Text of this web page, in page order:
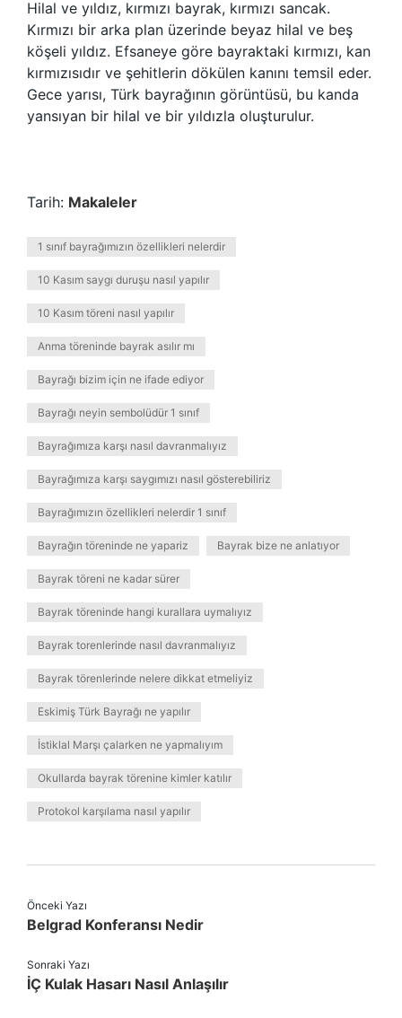
Hilal ve yıldız, kırmızı bayrak, kırmızı sancak.
Kırmızı bir arka plan üzerinde beyaz hilal ve beş
köşeli yıldız. Efsaneye göre bayraktaki kırmızı, kan
kırmızısıdır ve şehitlerin dökülen kanını temsil eder.
Gece yarısı, Türk bayrağının görüntüsü, bu kanda
yansıyan bir hilal ve bir yıldızla oluşturulur.
Tarih: Makaleler
1 sınıf bayrağımızın özellikleri nelerdir
10 Kasım saygı duruşu nasıl yapılır
10 Kasım töreni nasıl yapılır
Anma töreninde bayrak asılır mı
Bayrağı bizim için ne ifade ediyor
Bayrağı neyin sembolüdür 1 sınıf
Bayrağımıza karşı nasıl davranmalıyız
Bayrağımıza karşı saygımızı nasıl gösterebiliriz
Bayrağımızın özellikleri nelerdir 1 sınıf
Bayrağın töreninde ne yapariz Bayrak bize ne anlatıyor
Bayrak töreni ne kadar sürer
Bayrak töreninde hangi kurallara uymalıyız
Bayrak torenlerinde nasıl davranmalıyız
Bayrak törenlerinde nelere dikkat etmeliyiz
Eskimiş Türk Bayrağı ne yapılır
İstiklal Marşı çalarken ne yapmalıyım
Okullarda bayrak törenine kimler katılır
Protokol karşılama nasıl yapılır
Önceki Yazı
Belgrad Konferansı Nedir
Sonraki Yazı
İÇ Kulak Hasarı Nasıl Anlaşılır